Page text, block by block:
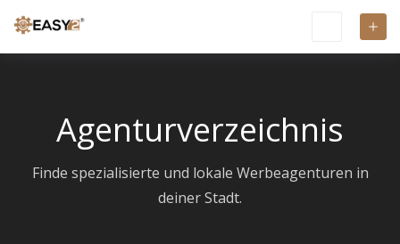
Agenturverzeichnis
Finde spezialisierte und lokale Werbeagenturen in
deiner Stadt.